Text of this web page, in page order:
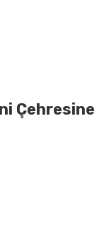
Çehresine